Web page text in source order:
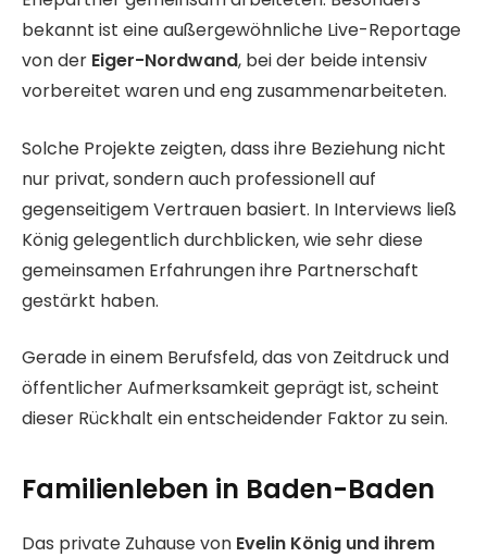
bekannt ist eine außergewöhnliche Live-Reportage
von der Eiger-Nordwand, bei der beide intensiv
vorbereitet waren und eng zusammenarbeiteten.
Solche Projekte zeigten, dass ihre Beziehung nicht
nur privat, sondern auch professionell auf
gegenseitigem Vertrauen basiert. In Interviews ließ
König gelegentlich durchblicken, wie sehr diese
gemeinsamen Erfahrungen ihre Partnerschaft
gestärkt haben.
Gerade in einem Berufsfeld, das von Zeitdruck und
öffentlicher Aufmerksamkeit geprägt ist, scheint
dieser Rückhalt ein entscheidender Faktor zu sein.
Familienleben in Baden-Baden
Das private Zuhause von Evelin König und ihrem